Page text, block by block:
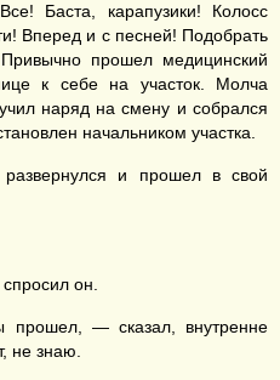
Баста, карапузики! Колосс
Вперед и с песней! Подобрать
прошел медицинский
к себе на участок. Молча
наряд на смену и собрался
начальником участка.
и прошел в свой
он.
— сказал, внутренне
не знаю.